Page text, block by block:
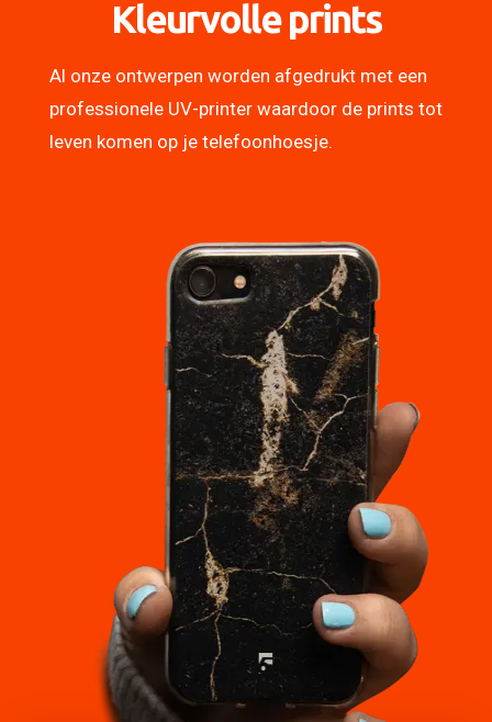
Kleurvolle prints
Al onze ontwerpen worden afgedrukt met een
professionele UV-printer waardoor de prints tot
leven komen op je telefoonhoesje.